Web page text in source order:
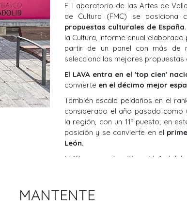
El Laboratorio de las Artes de
de Cultura (FMC) se posiciona
propuestas culturales de España
la Cultura, informe anual
partir de un panel con más de
selecciona las mejores propuestas
El LAVA entra en el 'top cien'
convierte en el décimo mejor
También escala peldaños en el
considerado el año pasado como
la región, con un 11º puesto; en
posición y se convierte en el
León.
El Observarorio sitúa a Valladolid
estudio.
MANTENTE